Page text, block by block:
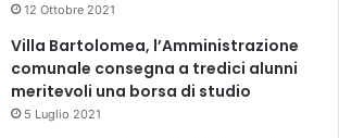
12 Ottobre 2021
Villa Bartolomea, l’Amministrazione
comunale consegna a tredici alunni
meritevoli una borsa di studio
5 Luglio 2021